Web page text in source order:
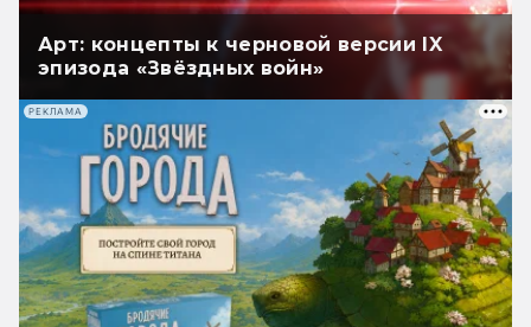
Арт: концепты к черновой версии IX
эпизода «Звёздных войн»
РЕКЛАМА